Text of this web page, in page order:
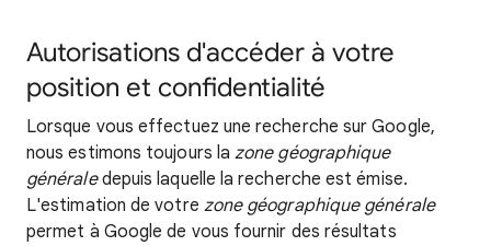
Autorisations d'accéder à votre
position et confidentialité
Lorsque vous effectuez une recherche sur Google,
nous estimons toujours lazone géographique
généraledepuis laquelle la recherche est émise.
L'estimation de votre zone géographique générale
permet à Google de vous fournir des résultats